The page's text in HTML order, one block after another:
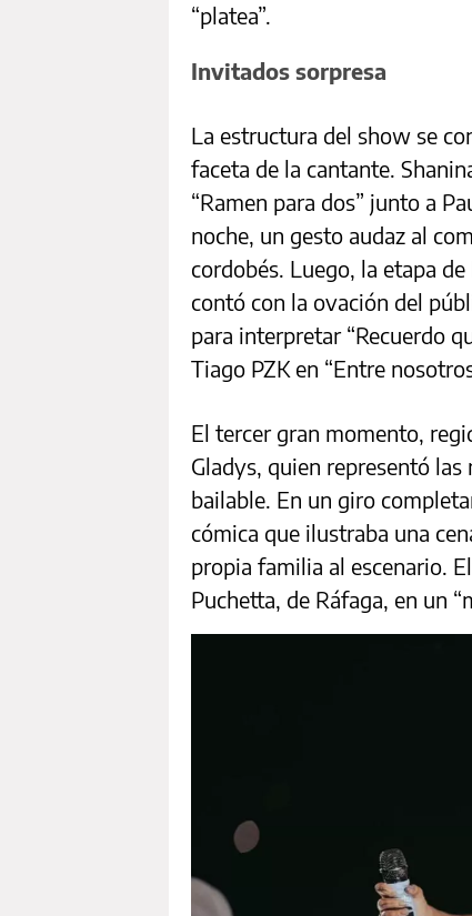
“platea”.
Invitados sorpresa
La estructura del show se
faceta de la cantante.
“Ramen para dos” junto a
noche, un gesto audaz al
cordobés. Luego, la etapa
contó con la ovación del
para interpretar “Recuerdo
Tiago PZK en “Entre
El tercer gran momento,
Gladys, quien representó
bailable. En un giro
cómica que ilustraba una
propia familia al escenario.
Puchetta, de Ráfaga, en un